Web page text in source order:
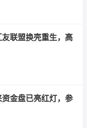
联盟换壳重生，高
金盘已亮红灯，参